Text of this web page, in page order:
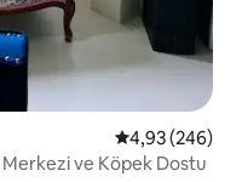
5 üzerinden
4,93 (246)
ve Köpek Dostu